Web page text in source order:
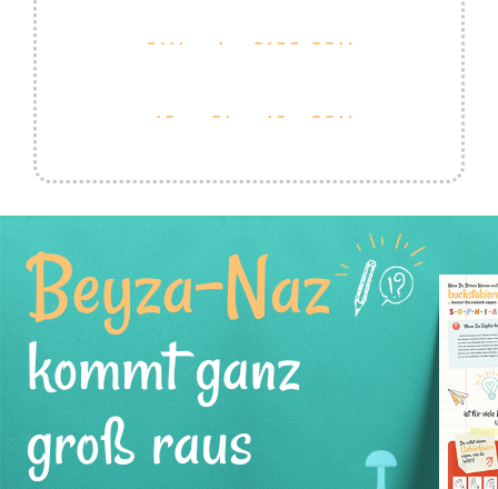
Beyza-Naz
kommt ganz
groß raus